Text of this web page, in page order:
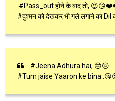
#Pass_out होने के बाद तो,
#दुश्मन को देखकर भी गले लगाने का Dil
#Jeena Adhura hai, 😔😔
#Tum jaise Yaaron ke